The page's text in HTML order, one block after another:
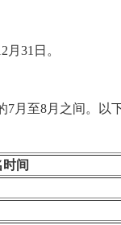
31日。
月至8月之间。以
间